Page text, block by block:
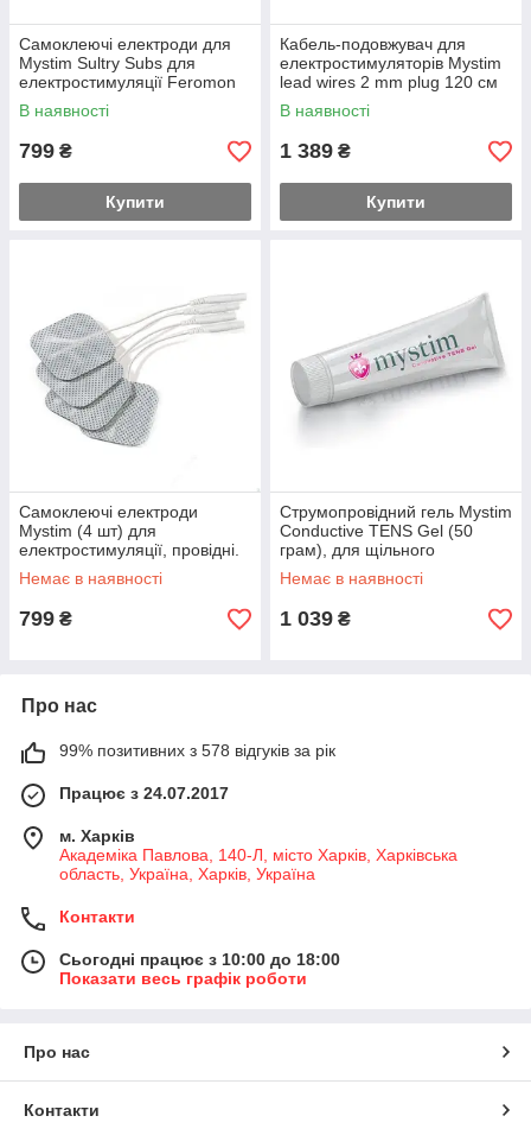
Самоклеючі електроди для
Mystim Sultry Subs для
електростимуляції Feromon
В наявності
799 ₴
Купити
Кабель-подовжувач для
електростимуляторів Mystim
lead wires 2 mm plug 120 см
В наявності
1 389 ₴
Купити
Самоклеючі електроди
Mystim (4 шт) для
електростимуляції, провідні.
Feromon
Немає в наявності
799 ₴
Струмопровідний гель Mystim
Conductive TENS Gel (50
грам), для щільного
прилягання електродів до
шкіри Feromon
Немає в наявності
1 039 ₴
Про нас
99% позитивних з 578 відгуків за рік
Працює з 24.07.2017
м. Харків
Академіка Павлова, 140-Л, місто Харків, Харківська
область, Україна, Харків, Україна
Контакти
Сьогодні працює з 10:00 до 18:00
Показати весь графік роботи
Про нас
Контакти